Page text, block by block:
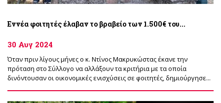
Εννέα φοιτητές έλαβαν το βραβείο των 1.500€ του...
30 Αυγ 2024
Όταν πριν λίγους μήνες ο κ. Ντίνος Μακρυκώστας έκανε την
πρόταση στο Σύλλογο να αλλάξουν τα κριτήρια με τα οποία
δινόντουσαν οι οικονομικές ενισχύσεις σε φοιτητές, δημιούργησε...